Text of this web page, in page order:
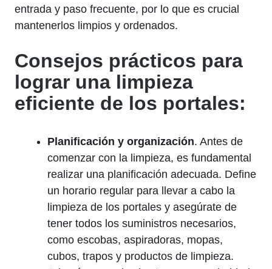
entrada y paso frecuente, por lo que es crucial
mantenerlos limpios y ordenados.
Consejos prácticos para
lograr una limpieza
eficiente de los portales:
Planificación y organización. Antes de
comenzar con la limpieza, es fundamental
realizar una planificación adecuada. Define
un horario regular para llevar a cabo la
limpieza de los portales y asegúrate de
tener todos los suministros necesarios,
como escobas, aspiradoras, mopas,
cubos, trapos y productos de limpieza.